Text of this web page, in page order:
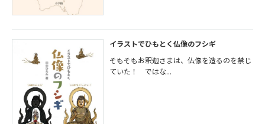
イラストでひもとく仏像のフシギ
そもそもお釈迦さまは、仏像を造るのを禁じ
ていた！ ではな...